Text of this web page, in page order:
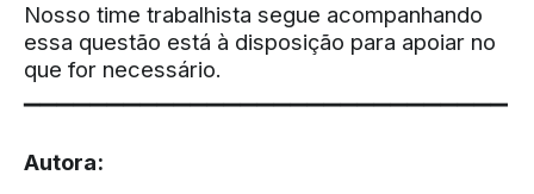
Nosso time trabalhista segue acompanhando
essa questão está à disposição para apoiar no
que for necessário.
▔▔▔▔▔▔▔▔▔▔▔▔▔▔▔▔▔▔▔▔▔▔▔▔▔▔▔▔▔
Autora: